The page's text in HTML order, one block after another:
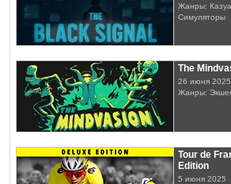
Жанры:
Симуляторы
The
26 июня 2025
Жанры:
Tour de
Edition
5 июня 2025